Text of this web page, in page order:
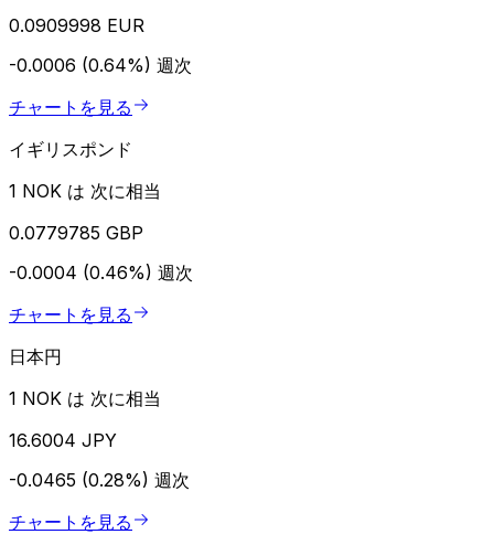
0.0909998 EUR
-0.0006 (0.64%) 週次
チャートを見る
イギリスポンド
1 NOK は 次に相当
0.0779785 GBP
-0.0004 (0.46%) 週次
チャートを見る
日本円
1 NOK は 次に相当
16.6004 JPY
-0.0465 (0.28%) 週次
チャートを見る